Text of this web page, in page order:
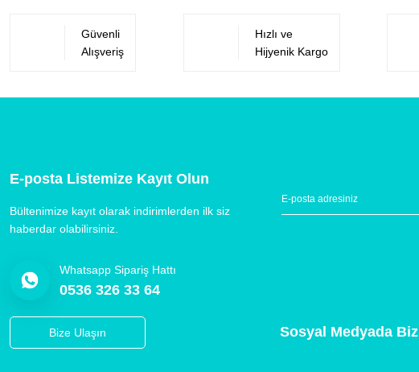
Güvenli
Alışveriş
Hızlı ve
Hijyenik Kargo
E-posta Listemize Kayıt Olun
Bültenimize kayıt olarak indirimlerden ilk siz
haberdar olabilirsiniz.
Whatsapp Sipariş Hattı
0536 326 33 64
Bize Ulaşın Sosyal Medyada Biz